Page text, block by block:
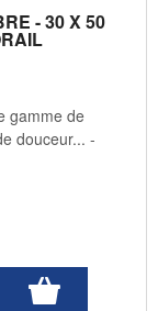
- 30 X 50
gamme de
douceur... -